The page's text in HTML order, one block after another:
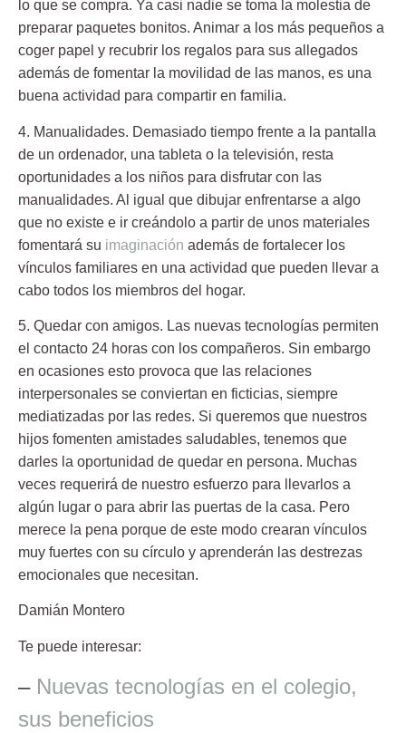
lo que se compra. Ya casi nadie se toma la molestia de
preparar paquetes bonitos. Animar a los más pequeños a
coger papel y recubrir los regalos para sus allegados
además de fomentar la movilidad de las manos, es una
buena actividad para compartir en familia.
4. Manualidades. Demasiado tiempo frente a la pantalla
de un ordenador, una tableta o la televisión, resta
oportunidades a los niños para disfrutar con las
manualidades. Al igual que dibujar enfrentarse a algo
que no existe e ir creándolo a partir de unos materiales
fomentará su imaginación además de fortalecer los
vínculos familiares en una actividad que pueden llevar a
cabo todos los miembros del hogar.
5. Quedar con amigos. Las nuevas tecnologías permiten
el contacto 24 horas con los compañeros. Sin embargo
en ocasiones esto provoca que las relaciones
interpersonales se conviertan en ficticias, siempre
mediatizadas por las redes. Si queremos que nuestros
hijos fomenten amistades saludables, tenemos que
darles la oportunidad de quedar en persona. Muchas
veces requerirá de nuestro esfuerzo para llevarlos a
algún lugar o para abrir las puertas de la casa. Pero
merece la pena porque de este modo crearan vínculos
muy fuertes con su círculo y aprenderán las destrezas
emocionales que necesitan.
Damián Montero
Te puede interesar:
– Nuevas tecnologías en el colegio,
sus beneficios